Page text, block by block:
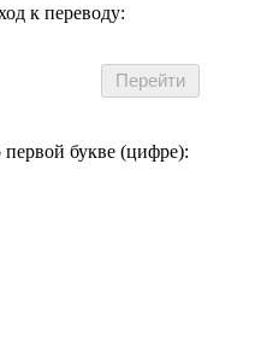
к переводу:
букве (цифре):